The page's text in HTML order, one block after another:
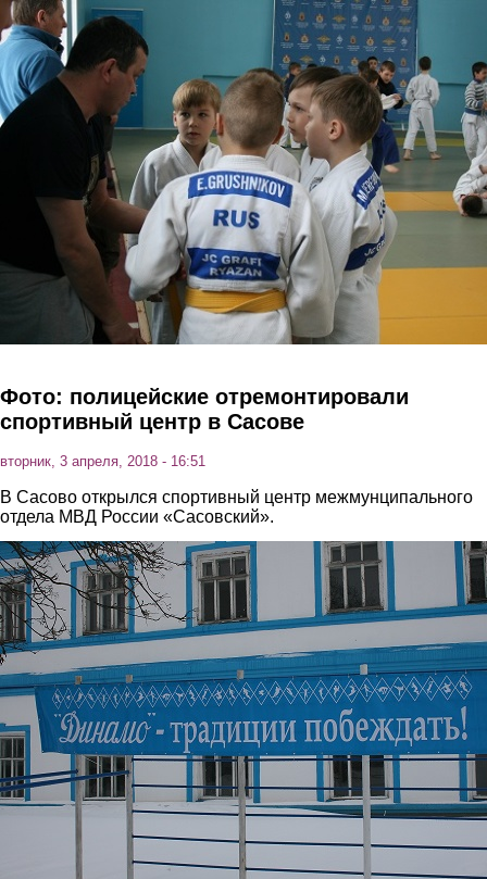
Перейти к основному содержанию
Фото: полицейские отремонтировали
спортивный центр в Сасове
вторник, 3 апреля, 2018 - 16:51
В Сасово открылся спортивный центр межмунципального
отдела МВД России «Сасовский».
5.jpg